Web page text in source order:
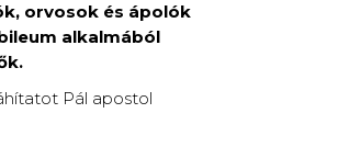
orvosok és ápolók
alkalmából
Pál apostol